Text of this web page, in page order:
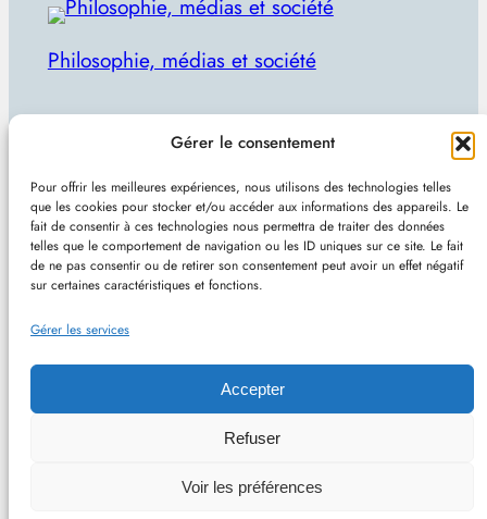
Gérer le consentement
Pour offrir les meilleures expériences, nous utilisons des technologies telles
que les cookies pour stocker et/ou accéder aux informations des appareils. Le
fait de consentir à ces technologies nous permettra de traiter des données
telles que le comportement de navigation ou les ID uniques sur ce site. Le fait
de ne pas consentir ou de retirer son consentement peut avoir un effet négatif
sur certaines caractéristiques et fonctions.
Gérer les services
Accepter
Refuser
Voir les préférences
Philosophie, médias et société
e
c
h
e
r
c
Plan du site–Mentions et confidentialité–Sans
pub et indépendant
Philomedia.be – Philosophie, médias et société –
WordPress–RSS